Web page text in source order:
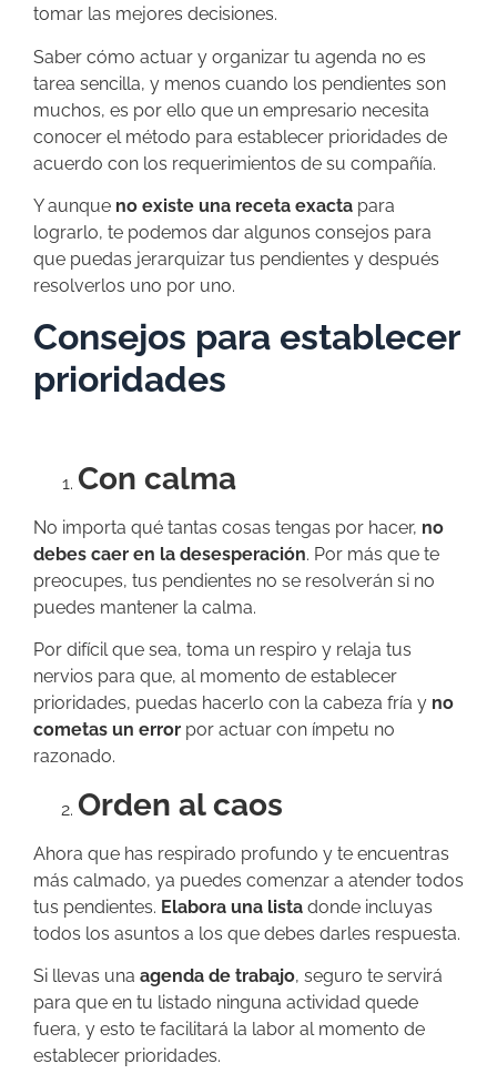
tomar las mejores decisiones.
Saber cómo actuar y organizar tu agenda no es
tarea sencilla, y menos cuando los pendientes son
muchos, es por ello que un empresario necesita
conocer el método para establecer prioridades de
acuerdo con los requerimientos de su compañía.
Y aunque no existe una receta exacta para
lograrlo, te podemos dar algunos consejos para
que puedas jerarquizar tus pendientes y después
resolverlos uno por uno.
Consejos para establecer
prioridades
Con calma
No importa qué tantas cosas tengas por hacer, no
debes caer en la desesperación. Por más que te
preocupes, tus pendientes no se resolverán si no
puedes mantener la calma.
Por difícil que sea, toma un respiro y relaja tus
nervios para que, al momento de establecer
prioridades, puedas hacerlo con la cabeza fría y no
cometas un error por actuar con ímpetu no
razonado.
Orden al caos
Ahora que has respirado profundo y te encuentras
más calmado, ya puedes comenzar a atender todos
tus pendientes. Elabora una lista donde incluyas
todos los asuntos a los que debes darles respuesta.
Si llevas una agenda de trabajo, seguro te servirá
para que en tu listado ninguna actividad quede
fuera, y esto te facilitará la labor al momento de
establecer prioridades.